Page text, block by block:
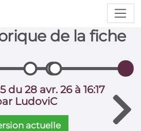
de la fiche
du 28 avr. 26 à 16:17
LudoviC
actuelle